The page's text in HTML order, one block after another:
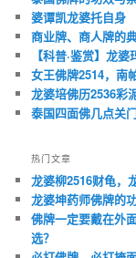
婆谭凯龙婆托自身
商业牌、商人牌的
【科普·鉴赏】龙
女王佛牌2514，南
龙婆培佛历2536彩
泰国四面佛几点关
热门文章
龙婆柳2516财龟，
龙婆坤药师佛牌的
佛牌一定要戴在外
选？